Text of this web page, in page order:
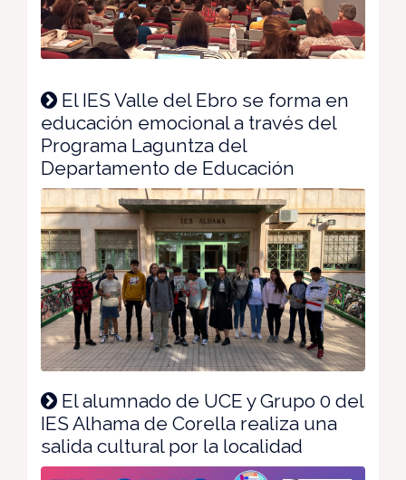
El IES Valle del Ebro se forma en
educación emocional a través del
Programa Laguntza del
Departamento de Educación
El alumnado de UCE y Grupo 0 del
IES Alhama de Corella realiza una
salida cultural por la localidad